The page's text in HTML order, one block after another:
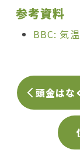
参考資料
BBC: 気